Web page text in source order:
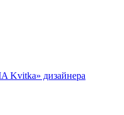
Kvitka» дизайнера